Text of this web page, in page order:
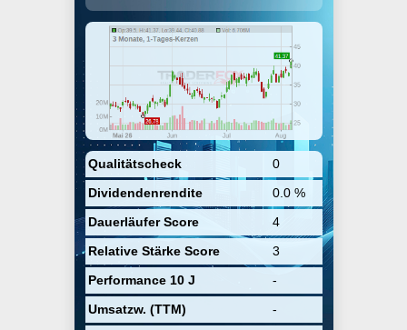
Qualitätscheck
0
Dividendenrendite
0.0 %
Dauerläufer Score
4
Relative Stärke Score
3
Performance 10 J
-
Umsatzw. (TTM)
-
wireless connectivity, and cloud-
hosted software integrated for
deployment. The company was
founded by John Bicket and
Sanjit Biswas in 2015 and is
headquartered in San Francisco,
CA.